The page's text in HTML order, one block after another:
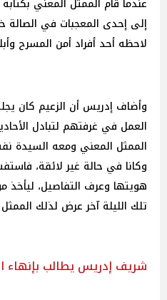
إلى إحدى المعجبات في الصالة
لاحظه أحد أفراد أمن المسرح
وأضاف إدريس أن الزعيم كان
العمل في غرفتهم لتبادل
الممثل المعني ومعه السيدة
وكانا في حالة غير لائقة،
هويتها وعرف التفاصيل، ليأخذ
تلك الليلة آخر عرض لذلك
شريف إدريس يطالب بإنهاء